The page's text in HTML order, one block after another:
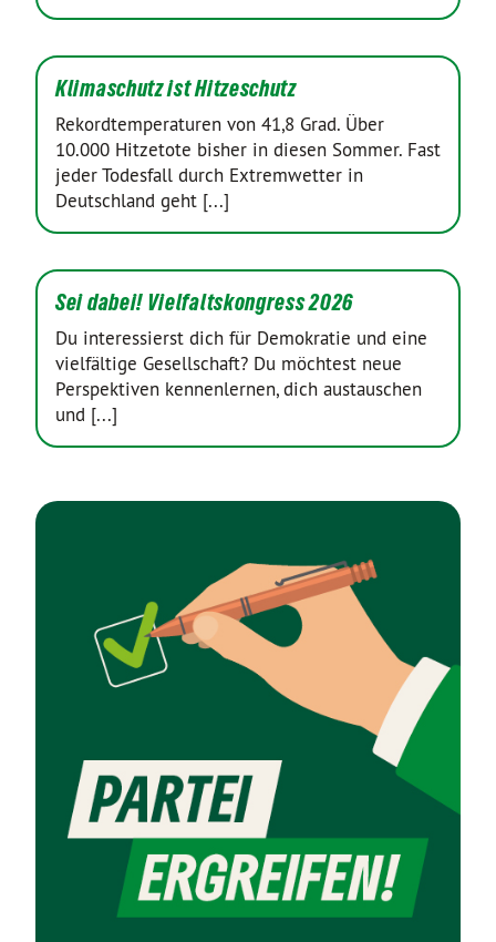
Klimaschutz ist Hitzeschutz
Rekordtemperaturen von 41,8 Grad. Über
10.000 Hitzetote bisher in diesen Sommer. Fast
jeder Todesfall durch Extremwetter in
Deutschland geht [...]
Sei dabei! Vielfaltskongress 2026
Du interessierst dich für Demokratie und eine
vielfältige Gesellschaft? Du möchtest neue
Perspektiven kennenlernen, dich austauschen
und [...]